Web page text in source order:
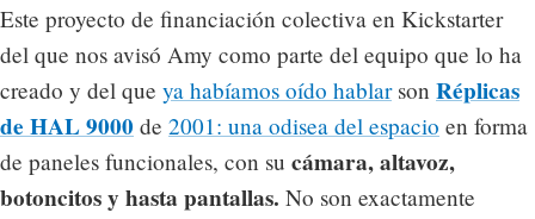
Este proyecto de financiación colectiva en Kickstarter
del que nos avisó Amy como parte del equipo que lo ha
creado y del que ya habíamos oído hablarson Réplicas
de HAL 9000 de 2001: una odisea del espacio en forma
de paneles funcionales, con su cámara, altavoz,
botoncitos y hasta pantallas. No son exactamente